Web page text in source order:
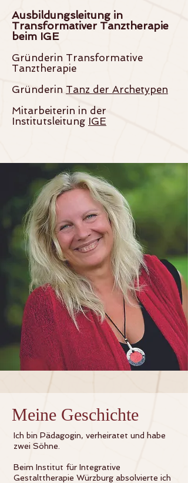
Ausbildungsleitung in
Transformativer Tanztherapie
beim IGE
Gründerin Transformative
Tanztherapie
Gründerin Tanz der Archetypen
Mitarbeiterin in der
Institutsleitung IGE
Meine Geschichte
Ich bin Pädagogin, verheiratet und habe
zwei Söhne.
Beim Institut für Integrative
Gestalttherapie Würzburg absolvierte ich